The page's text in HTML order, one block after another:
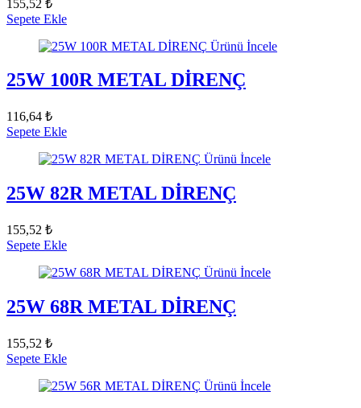
155,52 ₺
Sepete Ekle
Ürünü İncele
25W 100R METAL DİRENÇ
116,64 ₺
Sepete Ekle
Ürünü İncele
25W 82R METAL DİRENÇ
155,52 ₺
Sepete Ekle
Ürünü İncele
25W 68R METAL DİRENÇ
155,52 ₺
Sepete Ekle
Ürünü İncele